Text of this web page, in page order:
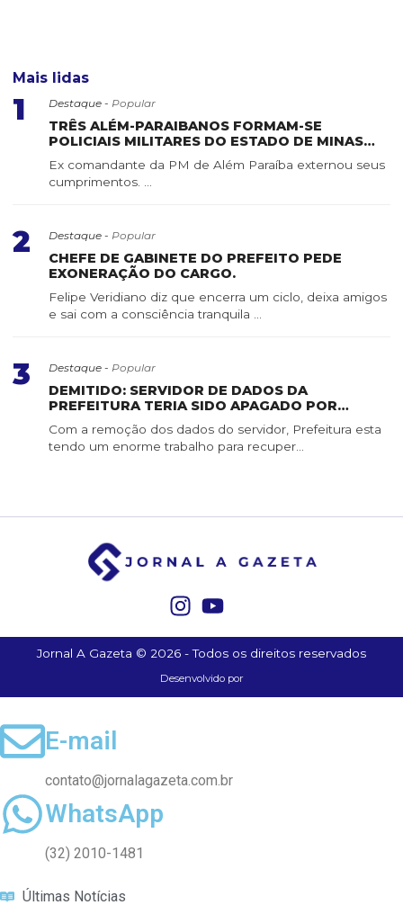
Mais lidas
1 Destaque - Popular
TRÊS ALÉM-PARAIBANOS FORMAM-SE
POLICIAIS MILITARES DO ESTADO DE MINAS
Ex comandante da PM de Além Paraíba externou seus
cumprimentos. ...
2 Destaque - Popular
CHEFE DE GABINETE DO PREFEITO PEDE
EXONERAÇÃO DO CARGO.
Felipe Veridiano diz que encerra um ciclo, deixa amigos
e sai com a consciência tranquila ...
3 Destaque - Popular
DEMITIDO: SERVIDOR DE DADOS DA
PREFEITURA TERIA SIDO APAGADO POR
SERVIDOR DE CONFIANÇA
Com a remoção dos dados do servidor, Prefeitura esta
tendo um enorme trabalho para recuper...
Jornal A Gazeta © 2026 - Todos os direitos reservados
Desenvolvido por
E-mail
contato@jornalagazeta.com.br
WhatsApp
(32) 2010-1481
Últimas Notícias